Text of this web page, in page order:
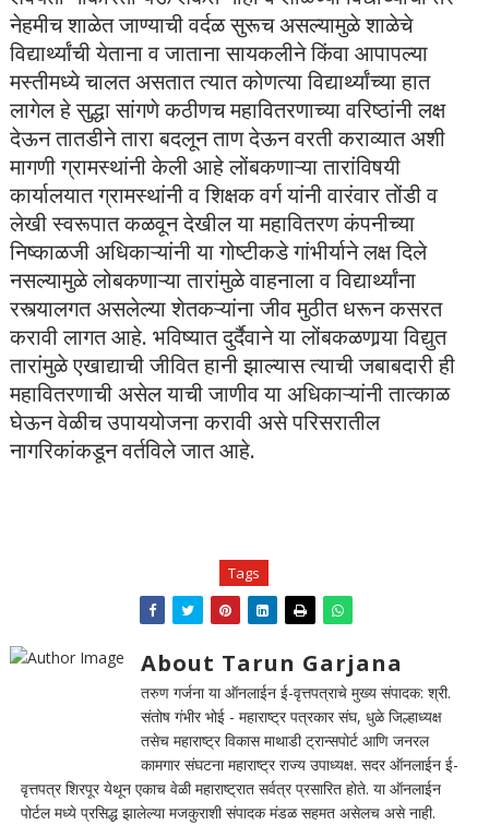
नेहमीच शाळेत जाण्याची वर्दळ सुरूच असल्यामुळे शाळेचे
विद्यार्थ्यांची येताना व जाताना सायकलीने किंवा आपापल्या
मस्तीमध्ये चालत असतात त्यात कोणत्या विद्यार्थ्यांच्या हात
लागेल हे सुद्धा सांगणे कठीणच महावितरणाच्या वरिष्ठांनी लक्ष
देऊन तातडीने तारा बदलून ताण देऊन वरती कराव्यात अशी
मागणी ग्रामस्थांनी केली आहे लोंबकणाऱ्या तारांविषयी
कार्यालयात ग्रामस्थांनी व शिक्षक वर्ग यांनी वारंवार तोंडी व
लेखी स्वरूपात कळवून देखील या महावितरण कंपनीच्या
निष्काळजी अधिकाऱ्यांनी या गोष्टीकडे गांभीर्याने लक्ष दिले
नसल्यामुळे लोबकणाऱ्या तारांमुळे वाहनाला व विद्यार्थ्यांना
रस्त्यालगत असलेल्या शेतकऱ्यांना जीव मुठीत धरून कसरत
करावी लागत आहे. भविष्यात दुर्दैवाने या लोंबकळणार्‍या विद्युत
तारांमुळे एखाद्याची जीवित हानी झाल्यास त्याची जबाबदारी ही
महावितरणाची असेल याची जाणीव या अधिकाऱ्यांनी तात्काळ
घेऊन वेळीच उपाययोजना करावी असे परिसरातील
नागरिकांकडून वर्तविले जात आहे.
Tags
About Tarun Garjana
तरुण गर्जना या ऑनलाईन ई-वृत्तपत्राचे मुख्य संपादक: श्री.
संतोष गंभीर भोई - महाराष्ट्र पत्रकार संघ, धुळे जिल्हाध्यक्ष
तसेच महाराष्ट्र विकास माथाडी ट्रान्सपोर्ट आणि जनरल
कामगार संघटना महाराष्ट्र राज्य उपाध्यक्ष. सदर ऑनलाईन ई-
वृत्तपत्र शिरपूर येथून एकाच वेळी महाराष्ट्रात सर्वत्र प्रसारित होते. या ऑनलाईन
पोर्टल मध्ये प्रसिद्ध झालेल्या मजकुराशी संपादक मंडळ सहमत असेलच असे नाही.